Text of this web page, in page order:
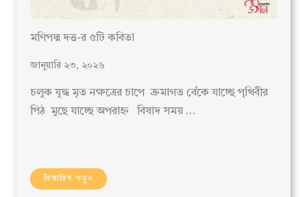
মণিপদ্ম দত্ত-র ৫টি কবিতা
জানুয়ারি ২৩, ২০২৬
চলুক যুদ্ধ মৃত নক্ষত্রের চাপে ক্রমাগত বেঁকে যাচ্ছে পৃথিবীর
পিঠ মুছে যাচ্ছে অপরাহ্ন বিষাদ সময় …
বিস্তারিত পড়ুন